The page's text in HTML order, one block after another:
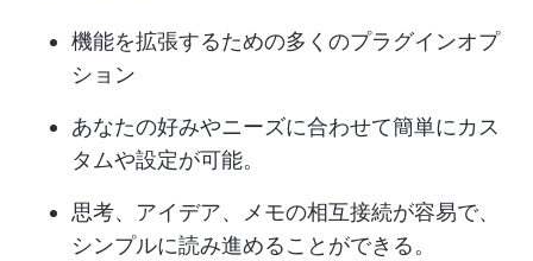
機能を拡張するための多くのプラグインオプ
ション
あなたの好みやニーズに合わせて簡単にカス
タムや設定が可能。
思考、アイデア、メモの相互接続が容易で、
シンプルに読み進めることができる。